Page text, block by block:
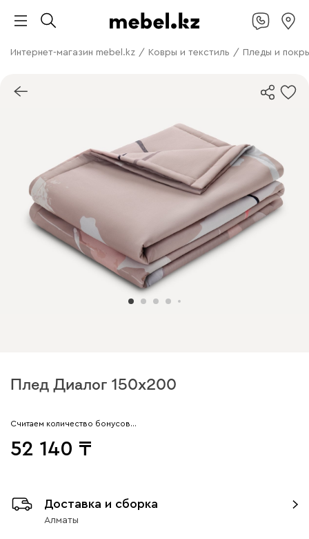
Интернет-магазин mebel.kz / Ковры и текстиль / Пледы и
Плед Диалог 150x200
Считаем количество бонусов…
52 140
Доставка и сборка
Алматы